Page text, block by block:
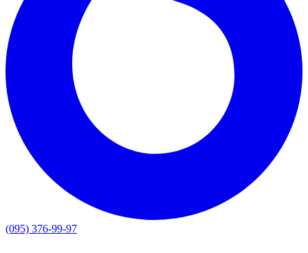
(095) 376-99-97